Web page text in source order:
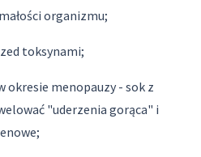
organizmu;
toksynami;
okresie menopauzy - sok z
"uderzenia gorąca" i